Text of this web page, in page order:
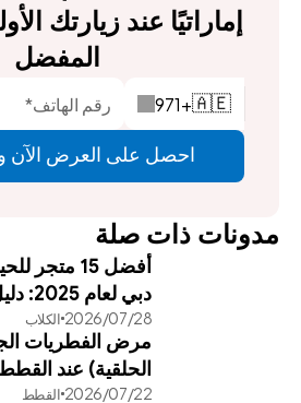
مدونات ذات صلة
أفضل 15
دبي لعام 2025: دليل شامل
28‏/07‏/2026
الكلاب
مرض الفطريات
الحلقية) عند
العدوى وطرق علاجها
22‏/07‏/2026
القطط
المفضل
🇦🇪
+
971
احصل على العرض الآن